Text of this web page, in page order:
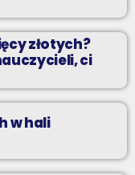
złotych?
ci
w hali